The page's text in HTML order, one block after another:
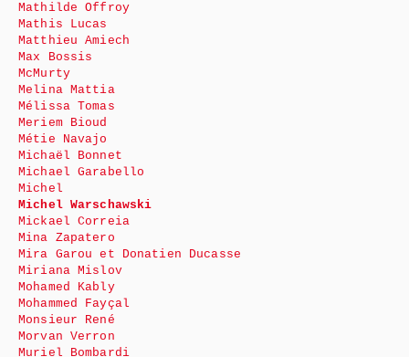
Mathilde Offroy
Mathis Lucas
Matthieu Amiech
Max Bossis
McMurty
Melina Mattia
Mélissa Tomas
Meriem Bioud
Métie Navajo
Michaël Bonnet
Michael Garabello
Michel
Michel Warschawski
Mickael Correia
Mina Zapatero
Mira Garou et Donatien Ducasse
Miriana Mislov
Mohamed Kably
Mohammed Fayçal
Monsieur René
Morvan Verron
Muriel Bombardi